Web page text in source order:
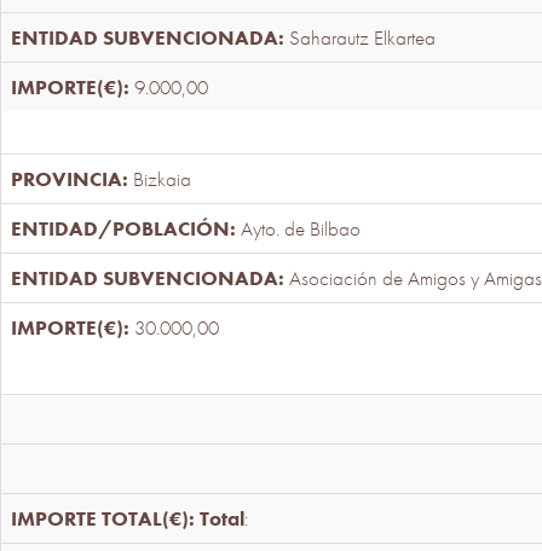
Saharautz Elkartea
9.000,00
Bizkaia
Ayto. de Bilbao
Asociación de Amigos y
30.000,00
Total: